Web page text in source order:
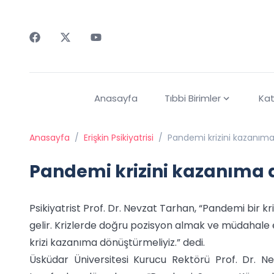
Anasayfa Tıbbi Birimler
Anasayfa / Erişkin Psikiyatrisi / Pandemi krizini
Pandemi krizini
Psikiyatrist Prof. Dr. Nevzat Tarhan, “Pandemi bir
gelir. Krizlerde doğru pozisyon almak ve
krizi kazanıma dönüştürmeliyiz.” dedi.
Üsküdar Üniversitesi Kurucu Rektörü Prof. Dr.